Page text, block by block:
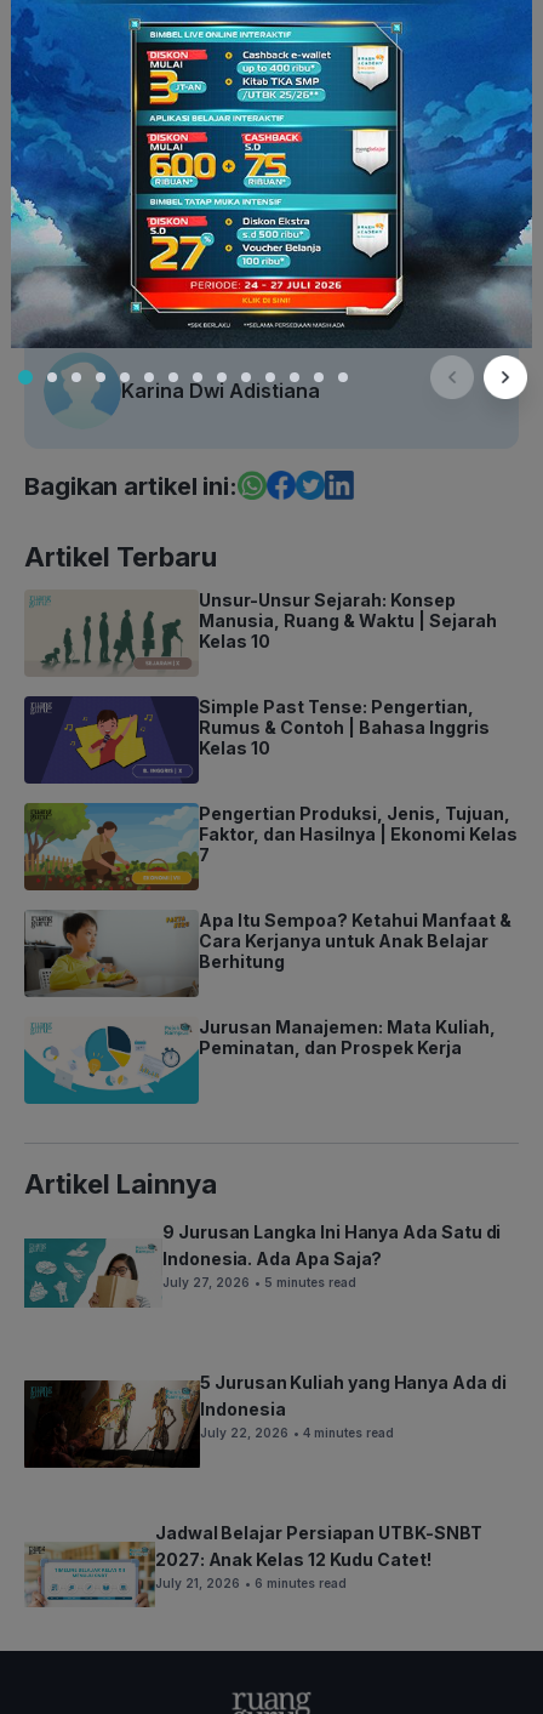
Fisika XI Kelas 12 Konsep Pelajaran SMA
Karina Dwi Adistiana
Bagikan artikel ini:
Artikel Terbaru
Unsur-Unsur Sejarah: Konsep
Manusia, Ruang & Waktu | Sejarah
Kelas 10
Simple Past Tense: Pengertian,
Rumus & Contoh | Bahasa Inggris
Kelas 10
Pengertian Produksi, Jenis, Tujuan,
Faktor, dan Hasilnya | Ekonomi Kelas
7
Apa Itu Sempoa? Ketahui Manfaat &
Cara Kerjanya untuk Anak Belajar
Berhitung
Jurusan Manajemen: Mata Kuliah,
Peminatan, dan Prospek Kerja
Artikel Lainnya
9 Jurusan Langka Ini Hanya Ada Satu di
Indonesia. Ada Apa Saja?
July 27, 2026 • 5 minutes read
5 Jurusan Kuliah yang Hanya Ada di
Indonesia
July 22, 2026 • 4 minutes read
Jadwal Belajar Persiapan UTBK-SNBT
2027: Anak Kelas 12 Kudu Catet!
July 21, 2026 • 6 minutes read